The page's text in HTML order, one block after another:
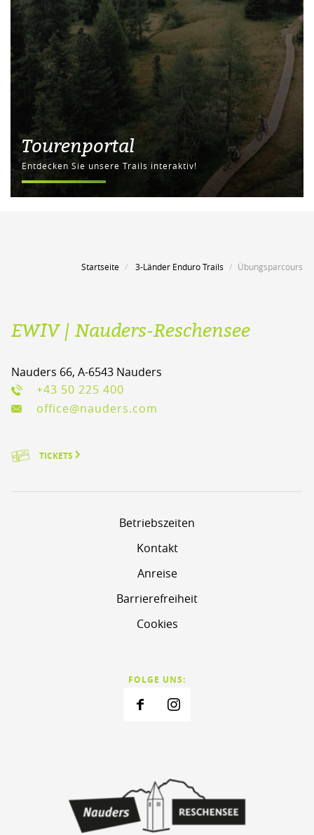
Tourenportal
Entdecken Sie unsere Trails interaktiv!
Startseite 3-Länder Enduro Trails Übungsparcours
EWIV | Nauders-Reschensee
Nauders 66, A-6543 Nauders
+43 50 225 400
office@nauders.com
TICKETS
Betriebszeiten
Kontakt
Anreise
Barrierefreiheit
Cookies
FOLGE UNS: